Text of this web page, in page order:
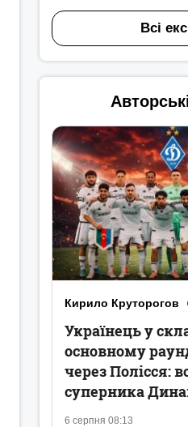
Всі
Кирило Круторогов
6 серпня 08:13
Українець у
основному
через Полісся:
суперника